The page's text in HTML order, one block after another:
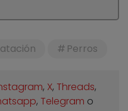
Perros
, X, Threads,
, Telegram o